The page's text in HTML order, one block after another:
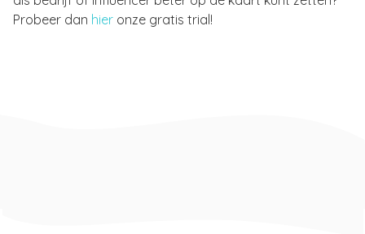
Probeer dan hier onze gratis trial!